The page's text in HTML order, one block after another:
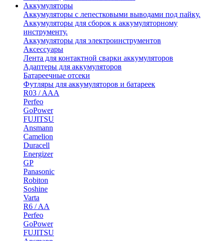
Аккумуляторы
Аккумуляторы с лепестковыми выводами под пайку.
Аккумуляторы для сборок к аккумуляторному
инструменту.
Аккумуляторы для электроинструментов
Аксессуары
Лента для контактной сварки аккумуляторов
Адаптеры для аккумуляторов
Батареечные отсеки
Футляры для аккумуляторов и батареек
R03 / AAA
Perfeo
GoPower
FUJITSU
Ansmann
Camelion
Duracell
Energizer
GP
Panasonic
Robiton
Soshine
Varta
R6 / AA
Perfeo
GoPower
FUJITSU